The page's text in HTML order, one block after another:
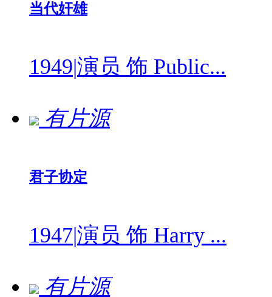
当代奸雄
1949|演员 饰 Public...
有片源
君子协定
1947|演员 饰 Harry ...
有片源